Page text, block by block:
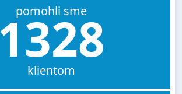
pomohli sme
1328
klientom